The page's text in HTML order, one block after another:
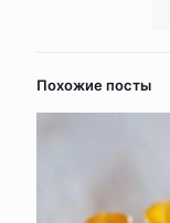
Похожие посты